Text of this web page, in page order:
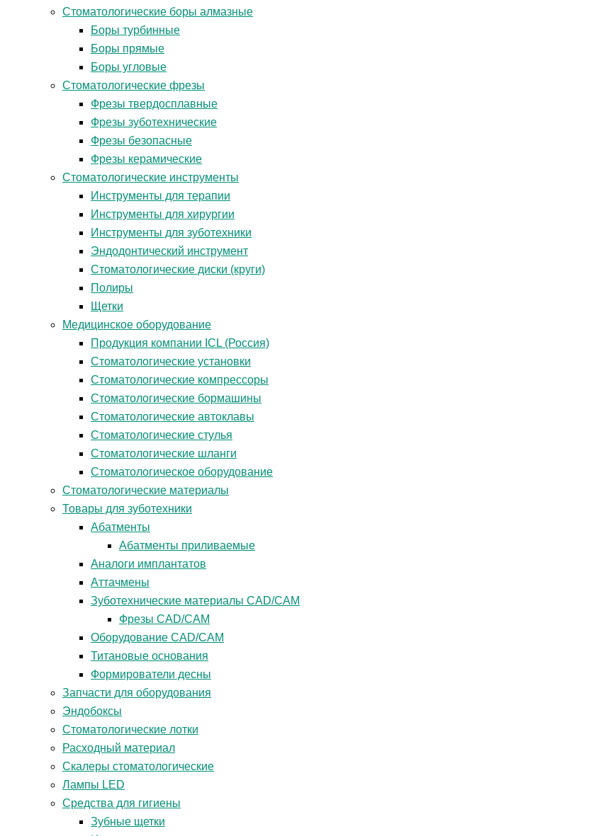
Стоматологические боры алмазные
Боры турбинные
Боры прямые
Боры угловые
Стоматологические фрезы
Фрезы твердосплавные
Фрезы зуботехнические
Фрезы безопасные
Фрезы керамические
Стоматологические инструменты
Инструменты для терапии
Инструменты для хирургии
Инструменты для зуботехники
Эндодонтический инструмент
Стоматологические диски (круги)
Полиры
Щетки
Медицинское оборудование
Продукция компании ICL (Россия)
Стоматологические установки
Стоматологические компрессоры
Стоматологические бормашины
Стоматологические автоклавы
Стоматологические стулья
Стоматологические шланги
Стоматологическое оборудование
Стоматологические материалы
Товары для зуботехники
Абатменты
Абатменты приливаемые
Аналоги имплантатов
Аттачмены
Зуботехнические материалы CAD/CAM
Фрезы CAD/CAM
Оборудование CAD/CAM
Титановые основания
Формирователи десны
Запчасти для оборудования
Эндобоксы
Стоматологические лотки
Расходный материал
Скалеры стоматологические
Лампы LED
Средства для гигиены
Зубные щетки